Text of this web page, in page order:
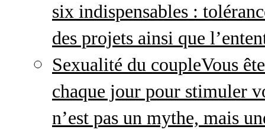
six indispensables :
des projets ainsi que
Sexualité du coupleVous
chaque jour pour stimuler
n’est pas un mythe, mais